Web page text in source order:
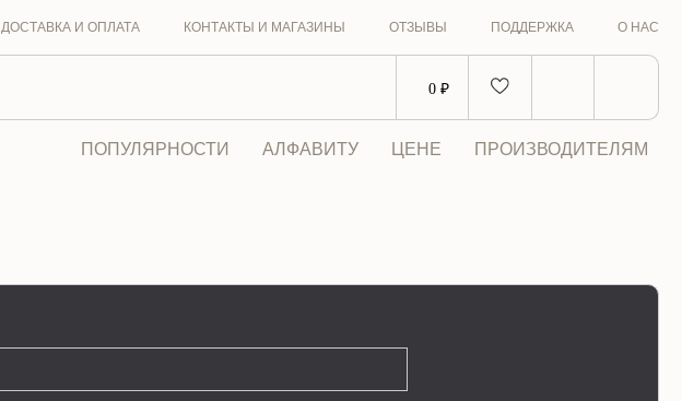
ДОСТАВКА И ОПЛАТА КОНТАКТЫ И МАГАЗИНЫ ОТЗЫВЫ ПОДДЕРЖКА О НАС
0 ₽
ПОПУЛЯРНОСТИ АЛФАВИТУ ЦЕНЕ ПРОИЗВОДИТЕЛЯМ